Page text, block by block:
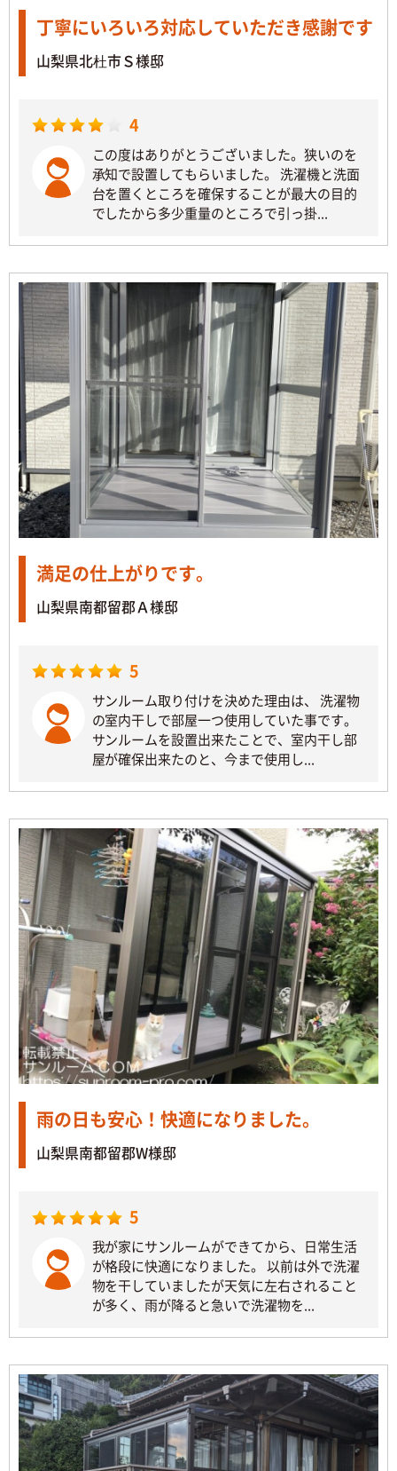
丁寧にいろいろ対応していただき感謝です
山梨県北杜市Ｓ様邸
4
この度はありがとうございました。狭いのを
承知で設置してもらいました。 洗濯機と洗面
台を置くところを確保することが最大の目的
でしたから多少重量のところで引っ掛...
満足の仕上がりです。
山梨県南都留郡Ａ様邸
5
サンルーム取り付けを決めた理由は、 洗濯物
の室内干しで部屋一つ使用していた事です。
サンルームを設置出来たことで、室内干し部
屋が確保出来たのと、今まで使用し...
雨の日も安心！快適になりました。
山梨県南都留郡W様邸
5
我が家にサンルームができてから、日常生活
が格段に快適になりました。 以前は外で洗濯
物を干していましたが天気に左右されること
が多く、雨が降ると急いで洗濯物を...